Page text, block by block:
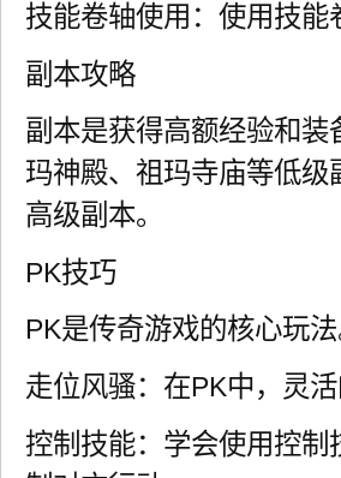
技能卷轴使用：使用技
副本攻略
副本是获得高额经验和
玛神殿、祖玛寺庙等低
高级副本。
PK技巧
PK是传奇游戏的核心玩
走位风骚：在PK中，灵
控制技能：学会使用控